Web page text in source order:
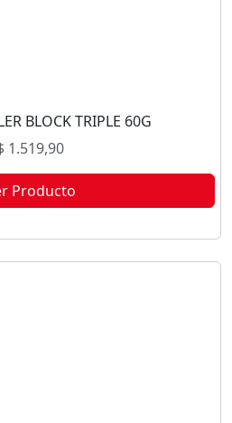
BLOCK TRIPLE 60G
1.519,90
Producto